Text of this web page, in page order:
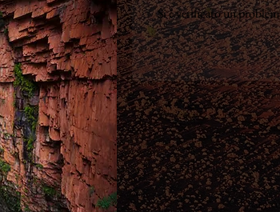
Si è verificato un